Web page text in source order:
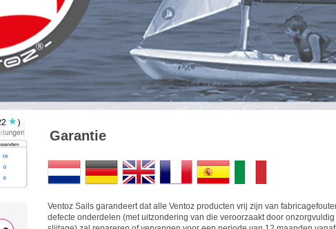
Garantie
Ventoz Sails garandeert dat alle Ventoz producten vrij zijn van
defecte onderdelen (met uitzondering van die veroorzaakt door